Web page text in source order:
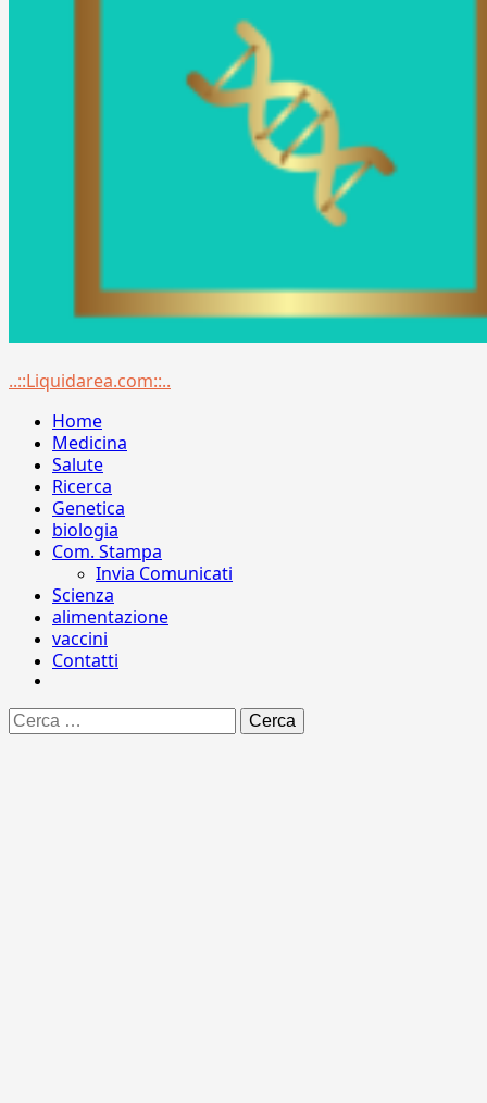
Menu
..::Liquidarea.com::..
Home
Medicina
Salute
Ricerca
Genetica
biologia
Com. Stampa
Invia Comunicati
Scienza
alimentazione
vaccini
Contatti
Ricerca
per: